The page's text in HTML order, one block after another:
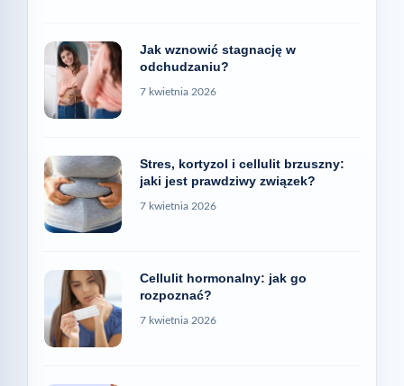
Jak wznowić stagnację w
odchudzaniu?
7 kwietnia 2026
Stres, kortyzol i cellulit brzuszny:
jaki jest prawdziwy związek?
7 kwietnia 2026
Cellulit hormonalny: jak go
rozpoznać?
7 kwietnia 2026